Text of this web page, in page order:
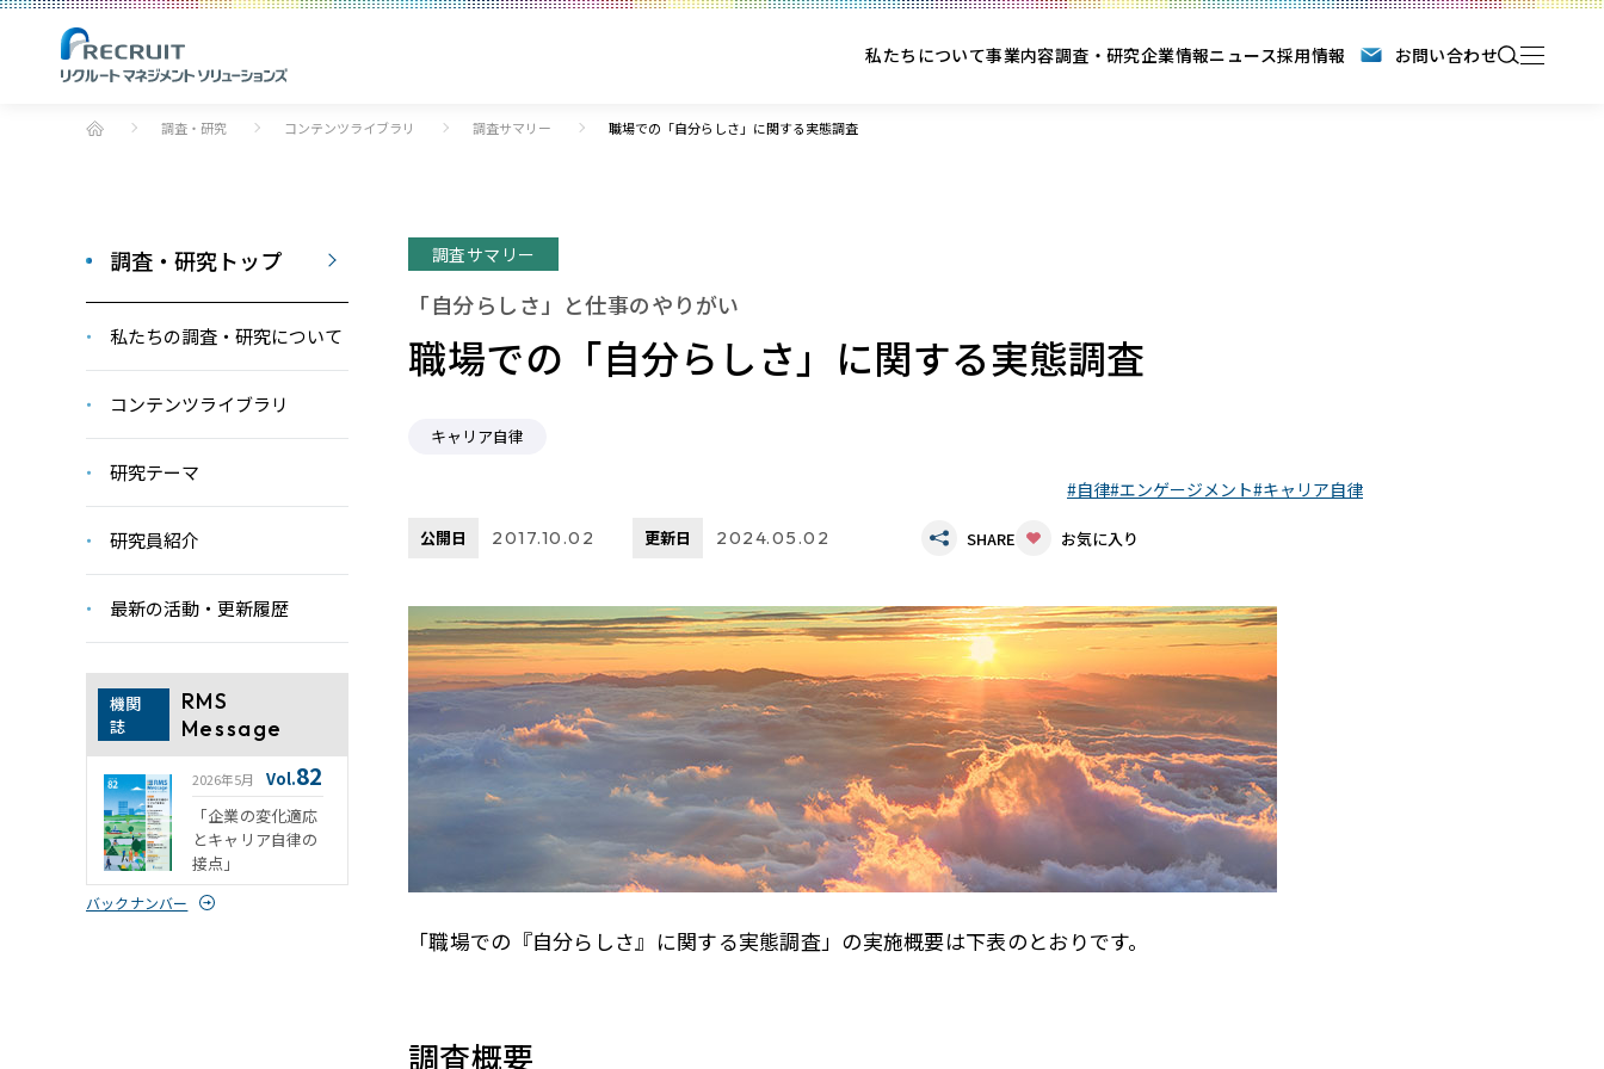
私たちについて事業内容調査・研究企業情報ニュース採用情報 お問い合わせ
調査・研究 コンテンツライブラリ 調査サマリー 職場での「自分らしさ」に関する実態調査
調査・研究トップ
私たちの調査・研究について
コンテンツライブラリ
研究テーマ
研究員紹介
最新の活動・更新履歴
機関
誌
RMS
Message
「企業の変化適応
とキャリア自律の
接点」
2026年5月 Vol.82
バックナンバー
調査サマリー
「自分らしさ」と仕事のやりがい
職場での「自分らしさ」に関する実態調査
キャリア自律
自律 エンゲージメント キャリア自律
公開日 2017.10.02 更新日 2024.05.02 SHARE お気に入り
「職場での『自分らしさ』に関する実態調査」の実施概要は下表のとおりです。
調査概要